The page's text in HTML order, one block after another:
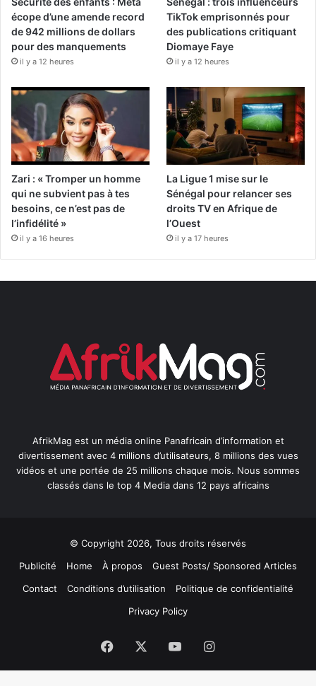
écope d’une amende record
de 942 millions de dollars
pour des manquements
il y a 12 heures
TikTok emprisonnés pour
des publications critiquant
Diomaye Faye
il y a 12 heures
Zari : « Tromper un homme
qui ne subvient pas à tes
besoins, ce n’est pas de
l’infidélité »
il y a 16 heures
La Ligue 1 mise sur le
Sénégal pour relancer ses
droits TV en Afrique de
l’Ouest
il y a 17 heures
AfrikMag est un média online Panafricain d’information et
divertissement avec 4 millions d’utilisateurs, 8 millions des vues
vidéos et une portée de 25 millions chaque mois. Nous sommes
classés dans le top 4 Media dans 12 pays africains
© Copyright 2026, Tous droits réservés
Publicité
Home À propos
Guest Posts/ Sponsored Articles
Contact
Conditions d’utilisation
Politique de confidentialité
Privacy Policy
Facebook YouTubeInstagram